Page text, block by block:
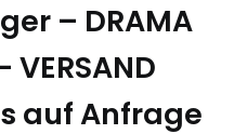
– DRAMA
VERSAND
auf Anfrage